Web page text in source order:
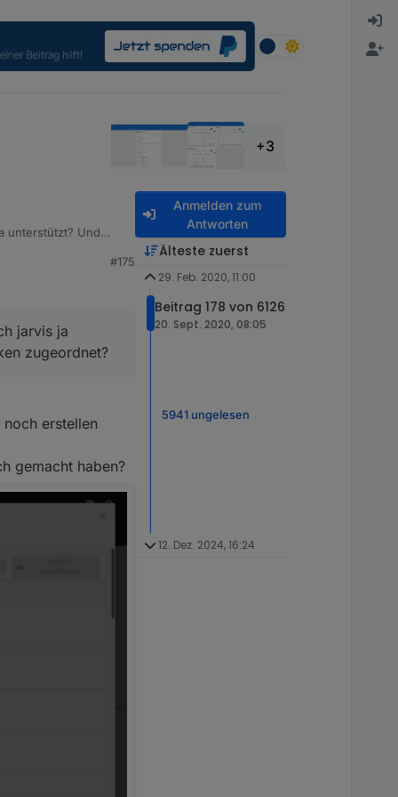
+3
unterstützt? Und
#175
jarvis ja
zugeordnet?
erstellen
gemacht haben?
Anmelden zum
Antworten
Älteste zuerst
29. Feb. 2020, 11:00
Beitrag 178 von 6126
20. Sept. 2020, 08:05
5941 ungelesen
12. Dez. 2024, 16:24